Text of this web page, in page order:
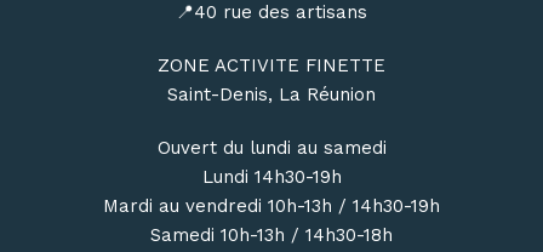
📍40 rue des artisans
ZONE ACTIVITE FINETTE
Saint-Denis, La Réunion
Ouvert du lundi au samedi
Lundi 14h30-19h
Mardi au vendredi 10h-13h / 14h30-19h
Samedi 10h-13h / 14h30-18h